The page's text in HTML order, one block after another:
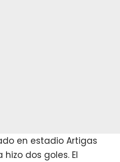
en estadio Artigas
dos goles. El